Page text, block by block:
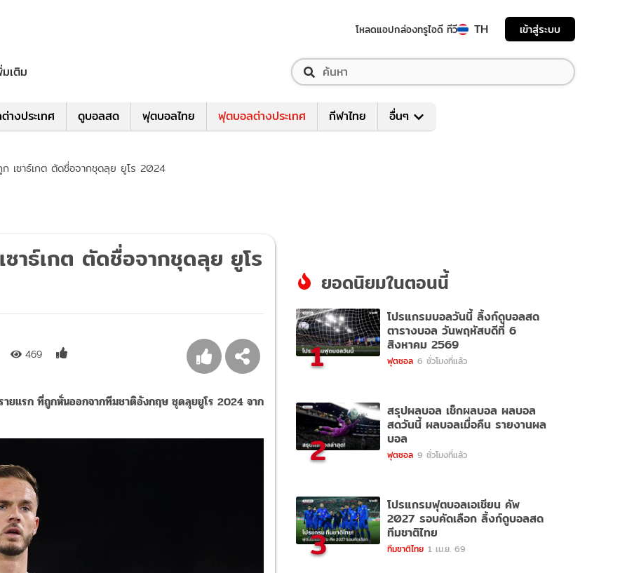
โหลดแอปกล่องทรูไอดี ทีวี TH เข้าสู่ระบบ
มเติม
งประเทศ ดูบอลสด ฟุตบอลไทย ฟุตบอลต่างประเทศ กีฬาไทย อื่นๆ
เซาธ์เกต ตัดชื่อจากชุดลุย ยูโร 2024
าธ์เกต ตัดชื่อจากชุดลุย ยูโร
469
ยแรก ที่ถูกหั่นออกจากทีมชาติอังกฤษ ชุดลุยยูโร 2024 จาก
ยอดนิยมในตอนนี้
1
โปรแกรมบอลวันนี้ ลิ้งก์ดูบอลสด
ตารางบอล วันพฤหัสบดีที่ 6
สิงหาคม 2569
ฟุตซอล 6 ชั่วโมงที่แล้ว
2
สรุปผลบอล เช็กผลบอล ผลบอล
สดวันนี้ ผลบอลเมื่อคืน รายงานผล
บอล
ฟุตซอล 9 ชั่วโมงที่แล้ว
3
โปรแกรมฟุตบอลเอเชียน คัพ
2027 รอบคัดเลือก ลิ้งก์ดูบอลสด
ทีมชาติไทย
ทีมชาติไทย 1 เม.ย. 69